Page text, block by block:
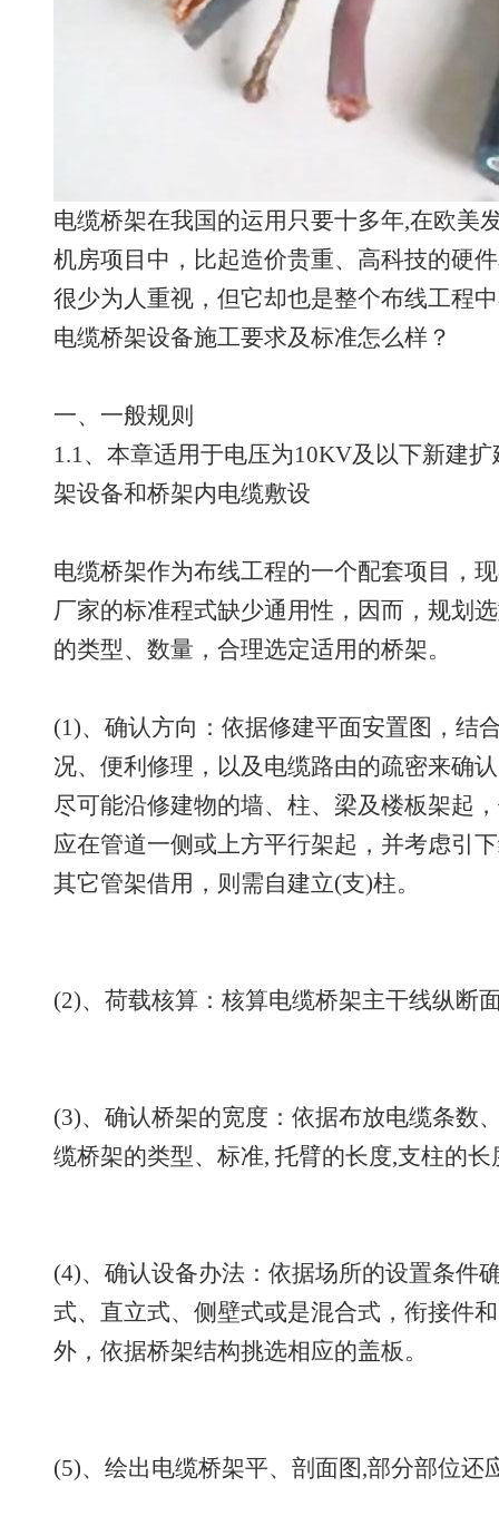
电缆桥架在我国的运用只要十多年,在欧美
机房项目中，比起造价贵重、高科技的硬
很少为人重视，但它却也是整个布线工程
电缆桥架设备施工要求及标准怎么样？
一、一般规则
1.1、本章适用于电压为10KV及以下新建
架设备和桥架内电缆敷设
电缆桥架作为布线工程的一个配套项目，
厂家的标准程式缺少通用性，因而，规划
的类型、数量，合理选定适用的桥架。
(1)、确认方向：依据修建平面安置图，结
况、便利修理，以及电缆路由的疏密来确
尽可能沿修建物的墙、柱、梁及楼板架起
应在管道一侧或上方平行架起，并考虑引
其它管架借用，则需自建立(支)柱。
(2)、荷载核算：核算电缆桥架主干线纵断
(3)、确认桥架的宽度：依据布放电缆条数
缆桥架的类型、标准, 托臂的长度,支柱的
(4)、确认设备办法：依据场所的设置条件
式、直立式、侧壁式或是混合式，衔接件
外，依据桥架结构挑选相应的盖板。
(5)、绘出电缆桥架平、剖面图,部分部位还